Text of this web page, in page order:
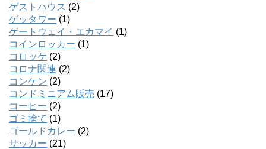
ゲストハウス (2)
ゲッタワー (1)
ゲートウェイ・エカマイ (1)
コインロッカー (1)
コロッケ (2)
コロナ関連 (2)
コンケン (2)
コンドミニアム販売 (17)
コーヒー (2)
ゴミ捨て (1)
ゴールドカレー (2)
サッカー (21)